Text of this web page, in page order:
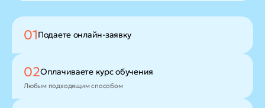
01Подаете онлайн-заявку
02Оплачиваете курс обучения
Любым подходящим способом